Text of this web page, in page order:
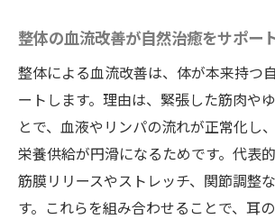
整体の血流改善が自然治癒をサポー
整体による血流改善は、体が本来持つ
ートします。理由は、緊張した筋肉や
とで、血液やリンパの流れが正常化し
栄養供給が円滑になるためです。代表
筋膜リリースやストレッチ、関節調整
す。これらを組み合わせることで、耳